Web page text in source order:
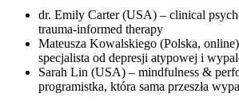
dr. Emily Carter (USA) – clinical
trauma-informed therapy
Mateusza Kowalskiego (Polska,
specjalista od depresji atypowej i
Sarah Lin (USA) – mindfulness &
programistka, która sama przeszła